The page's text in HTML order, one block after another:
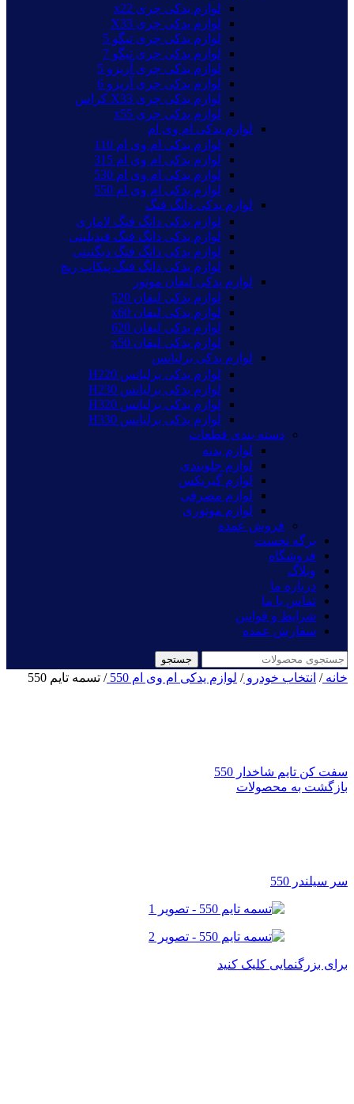
لوازم یدکی چری x22
لوازم یدکی چری X33
لوازم یدکی چری تیگو 5
لوازم یدکی چری تیگو 7
لوازم یدکی چری آریزو 5
لوازم یدکی چری آریزو 6
لوازم یدکی چری X33 کراس
لوازم یدکی چری x55
لوازم یدکی ام وی ام
لوازم یدکی ام وی ام 110
لوازم یدکی ام وی ام 315
لوازم یدکی ام وی ام 530
لوازم یدکی ام وی ام 550
لوازم یدکی دانگ فنگ
لوازم یدکی دانگ فنگ لاماری
لوازم یدکی دانگ فنگ فیدیلیتی
لوازم یدکی دانگ فنگ دیگنیتی
لوازم یدکی دانگ فنگ پیکاپ ریچ
لوازم یدکی لیفان موتور
لوازم یدکی لیفان 520
لوازم یدکی لیفان x60
لوازم یدکی لیفان 620
لوازم یدکی لیفان x50
لوازم یدکی برلیانس
لوازم یدکی برلیانس H220
لوازم یدکی برلیانس H230
لوازم یدکی برلیانس H320
لوازم یدکی برلیانس H330
دسته بندی قطعات
لوازم بدنه
لوازم جلوبندی
لوازم گیربکس
لوازم مصرفی
لوازم موتوری
فروش عمده
برگه نخست
فروشگاه
وبلاگ
درباره ما
تماس با ما
شرایط و قوانین
سفارش عمده
جستجو
خانه/ انتخاب خودرو/ لوازم یدکی ام وی ام 550 / تسمه تایم 550
سفت کن تایم شاخدار 550
بازگشت به محصولات
سر سیلندر 550
برای بزرگنمایی کلیک کنید